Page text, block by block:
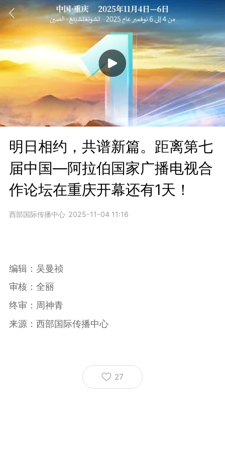
明日相约，共谱新篇。距离第七
届中国—阿拉伯国家广播电视合
作论坛在重庆开幕还有1天！
西部国际传播中心 2025-11-04 11:16
编辑：吴曼祯
审核：全丽
终审：周神青
来源：西部国际传播中心
27